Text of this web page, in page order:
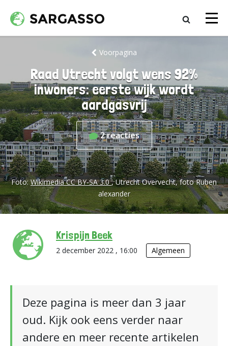
Voorpagina
Raad Utrecht volgt wens 92%
inwoners: eerste wijk wordt
aardgasvrij
2reacties
Foto:Wikimedia CC BY-SA 3.0, Utrecht Overvecht, foto Ruben
alexander
Krispijn Beek
2 december 2022 , 16:00 Algemeen
Deze pagina is meer dan 3 jaar
oud. Kijk ook eens verder naar
andere en meer recente artikelen